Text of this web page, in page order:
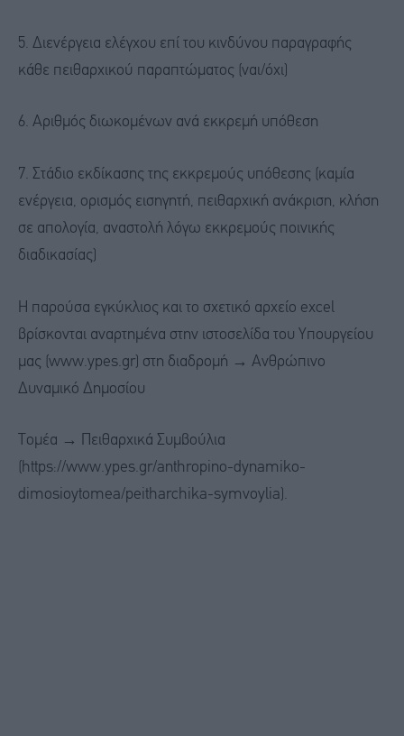
5. Διενέργεια ελέγχου επί του κινδύνου παραγραφής
κάθε πειθαρχικού παραπτώματος (ναι/όχι)
6. Αριθμός διωκομένων ανά εκκρεμή υπόθεση
7. Στάδιο εκδίκασης της εκκρεμούς υπόθεσης (καμία
ενέργεια, ορισμός εισηγητή, πειθαρχική ανάκριση, κλήση
σε απολογία, αναστολή λόγω εκκρεμούς ποινικής
διαδικασίας)
Η παρούσα εγκύκλιος και το σχετικό αρχείο excel
βρίσκονται αναρτημένα στην ιστοσελίδα του Υπουργείου
μας (www.ypes.gr) στη διαδρομή → Ανθρώπινο
Δυναμικό Δημοσίου
Τομέα → Πειθαρχικά Συμβούλια
(https://www.ypes.gr/anthropino-dynamiko-
dimosioytomea/peitharchika-symvoylia).